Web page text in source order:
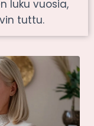
luku vuosia,
tuttu.